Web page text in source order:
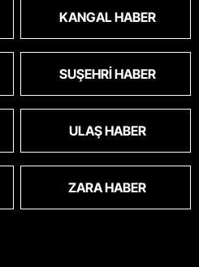
KANGAL HABER
SUŞEHRI HABER
ULAŞ HABER
ZARA HABER